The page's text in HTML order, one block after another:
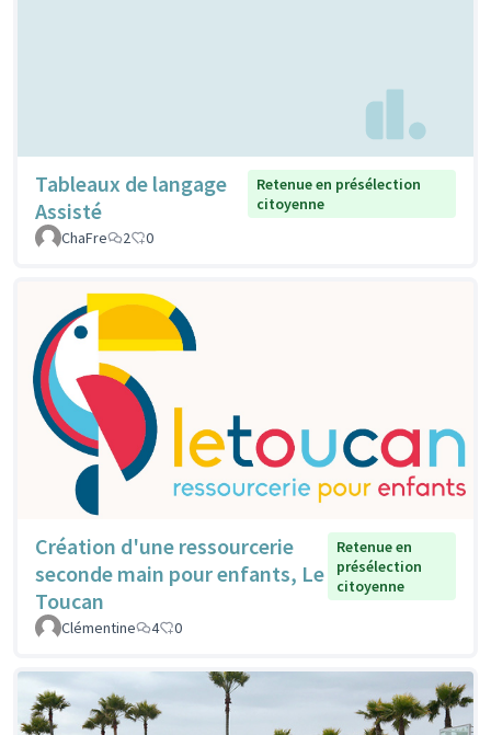
Tableaux de langage
Assisté
Retenue en présélection
citoyenne
ChaFre
2 0
Création d'une ressourcerie
seconde main pour enfants, Le
Toucan
Retenue en
présélection
citoyenne
Clémentine 4 0